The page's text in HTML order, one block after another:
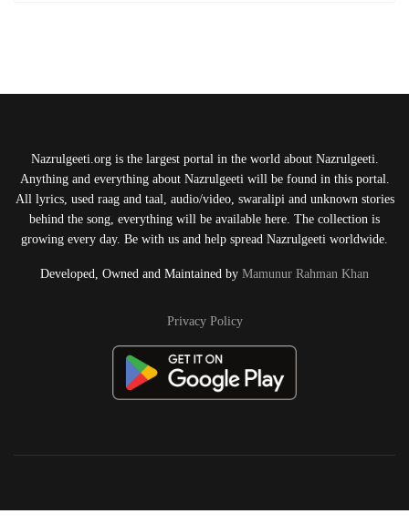
Nazrulgeeti.org is the largest portal in the world about Nazrulgeeti.
Anything and everything about Nazrulgeeti will be found in this portal.
All lyrics, used raag and taal, audio/video, swaralipi and unknown stories
behind the song, everything will be available here. The collection is
growing every day. Be with us and help spread Nazrulgeeti worldwide.
Developed, Owned and Maintained by Mamunur Rahman Khan
Privacy Policy